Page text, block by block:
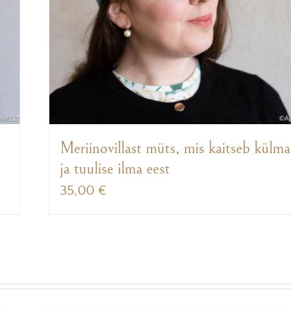
Meriinovillast müts, mis kaitseb külma
ja tuulise ilma eest
35,00€